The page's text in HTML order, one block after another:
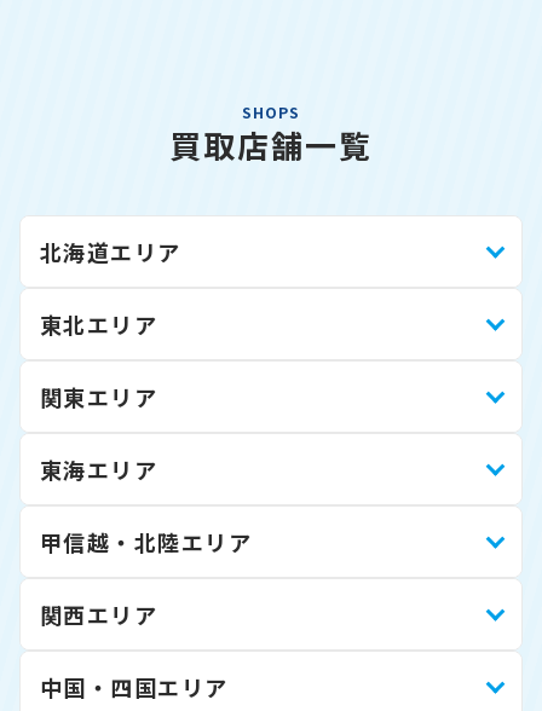
SHOPS
買取店舗一覧
北海道エリア
東北エリア
関東エリア
東海エリア
甲信越・北陸エリア
関西エリア
中国・四国エリア